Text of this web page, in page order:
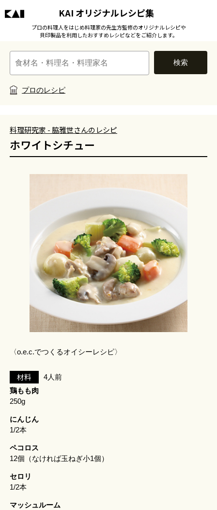
KAI オリジナルレシピ集
プロの料理人をはじめ料理家の先生方監修のオリジナルレシピや
貝印製品を利用したおすすめレシピなどをご紹介します。
検索
プロのレシピ
料理研究家 - 脇雅世さんのレシピ
ホワイトシチュー
〈o.e.c.でつくるオイシーレシピ〉
材料
4人前
鶏もも肉
250g
にんじん
1/2本
ペコロス
12個（なければ玉ねぎ小1個）
セロリ
1/2本
マッシュルーム